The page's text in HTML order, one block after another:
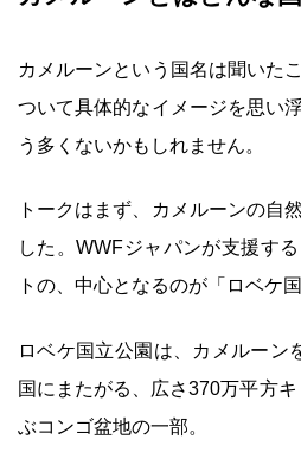
カメルーンという国名は聞いた
ついて具体的なイメージを思い
う多くないかもしれません。
トークはまず、カメルーンの自
した。WWFジャパンが支援す
トの、中心となるのが「ロベケ
ロベケ国立公園は、カメルーン
国にまたがる、広さ370万平方
ぶコンゴ盆地の一部。